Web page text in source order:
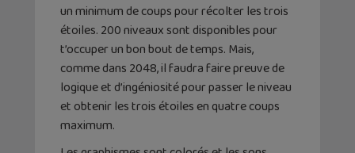
un minimum de coups pour récolter les trois
étoiles. 200 niveaux sont disponibles pour
t’occuper un bon bout de temps. Mais,
comme dans 2048, il faudra faire preuve de
logique et d’ingéniosité pour passer le niveau
et obtenir les trois étoiles en quatre coups
maximum.